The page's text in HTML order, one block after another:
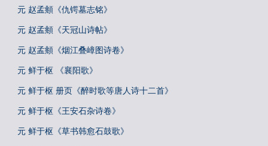
元 赵孟頫《仇锷墓志铭》
元 赵孟頫《天冠山诗帖》
元 赵孟頫《烟江叠嶂图诗卷》
元 鲜于枢 《襄阳歌》
元 鲜于枢 册页《醉时歌等唐人诗十二首》
元 鲜于枢《王安石杂诗卷》
元 鲜于枢《草书韩愈石鼓歌》